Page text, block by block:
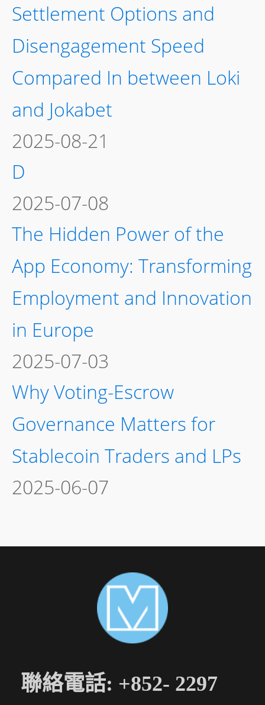
Settlement Options and
Disengagement Speed
Compared In between Loki
and Jokabet
2025-08-21
D
2025-07-08
The Hidden Power of the
App Economy: Transforming
Employment and Innovation
in Europe
2025-07-03
Why Voting-Escrow
Governance Matters for
Stablecoin Traders and LPs
2025-06-07
聯絡電話: +852- 2297